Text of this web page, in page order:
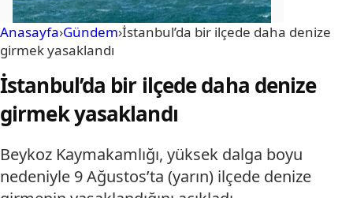
Anasayfa›Gündem›İstanbul’da bir ilçede daha denize
girmek yasaklandı
İstanbul’da bir ilçede daha denize
girmek yasaklandı
Beykoz Kaymakamlığı, yüksek dalga boyu
nedeniyle 9 Ağustos’ta (yarın) ilçede denize